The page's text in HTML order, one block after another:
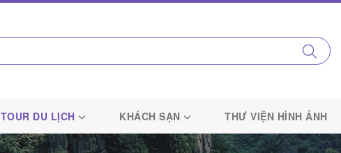
TOUR DU LỊCH KHÁCH SẠN THƯ VIỆN HÌNH ẢNH